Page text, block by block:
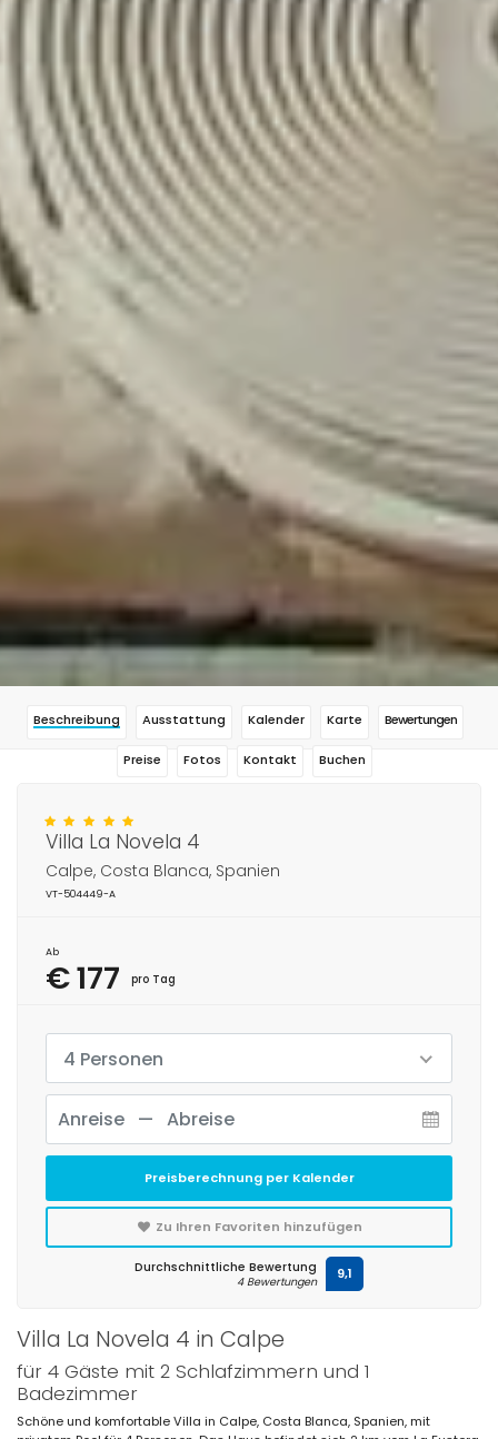
Beschreibung Ausstattung Kalender Karte Bewertungen
Preise Fotos Kontakt Buchen
Villa La Novela 4 in Calpe
für 4 Gäste mit 2 Schlafzimmern und 1
Badezimmer
Schöne und komfortable Villa in Calpe, Costa Blanca, Spanien, mit
Villa La Novela 4
Calpe, Costa Blanca, Spanien
VT-504449-A
Ab
€ 177 pro Tag
4 Personen
Preisberechnung per Kalender
Zu Ihren Favoriten hinzufügen
Durchschnittliche Bewertung
4 Bewertungen 9,1